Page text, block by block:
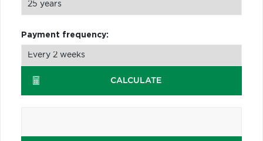
Payment frequency:
CALCULATE